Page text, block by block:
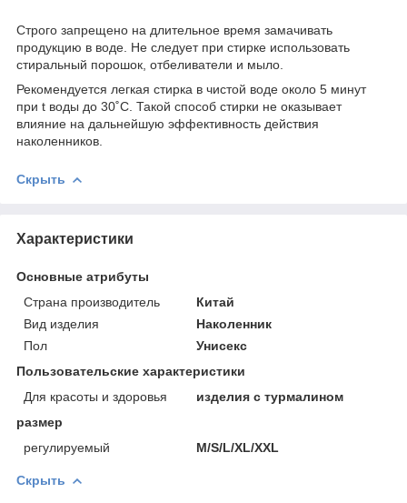
Строго запрещено на длительное время замачивать
продукцию в воде. Не следует при стирке использовать
стиральный порошок, отбеливатели и мыло.
Рекомендуется легкая стирка в чистой воде около 5 минут
при t воды до 30˚C. Такой способ стирки не оказывает
влияние на дальнейшую эффективность действия
наколенников.
Скрыть
Характеристики
Основные атрибуты
Страна производитель
Китай
Вид изделия
Наколенник
Пол
Унисекс
Пользовательские характеристики
Для красоты и здоровья
изделия с турмалином
размер
регулируемый
M/S/L/XL/XXL
Скрыть